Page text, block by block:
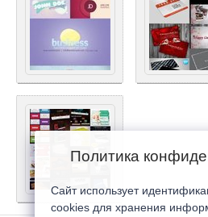
Политика
Сайт использует
cookies для хранения